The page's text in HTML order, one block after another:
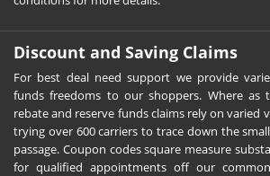
Discount and Saving Claims
For best deal need support we provide
funds freedoms to our shoppers. Where as
rebate and reserve funds claims rely on varied
trying over 600 carriers to trace down the
passage. Coupon codes square measure
for qualified appointments off our